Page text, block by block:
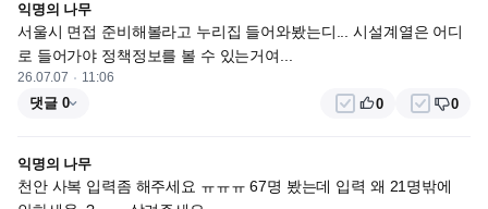
익명의 나무
서울시 면접 준비해볼라고 누리집 들어와봤는디... 시설계열은 어디
로 들어가야 정책정보를 볼 수 있는거여...
26.07.07 11:06
댓글 0 0 0
익명의 나무
천안 사복 입력좀 해주세요 ㅠㅠㅠ 67명 봤는데 입력 왜 21명밖에